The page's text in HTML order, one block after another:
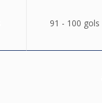
91 - 100 gols